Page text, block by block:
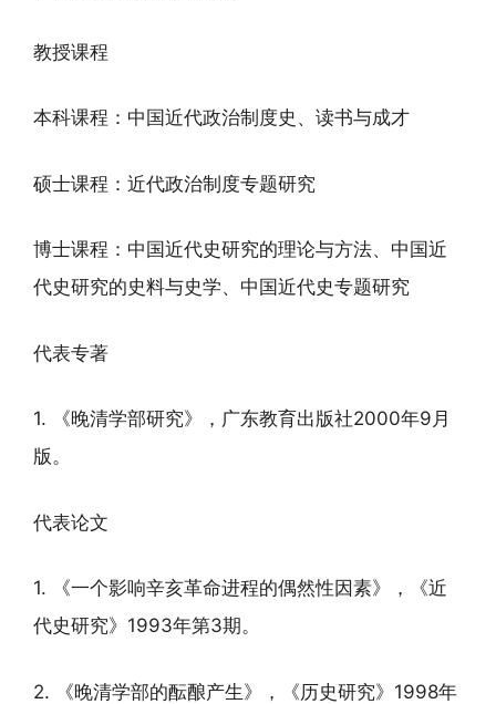
教授课程
本科课程：中国近代政治制度史、读书与成才
硕士课程：近代政治制度专题研究
博士课程：中国近代史研究的理论与方法、中国近
代史研究的史料与史学、中国近代史专题研究
代表专著
1. 《晚清学部研究》，广东教育出版社2000年9月
版。
代表论文
1. 《一个影响辛亥革命进程的偶然性因素》，《近
代史研究》1993年第3期。
2. 《晚清学部的酝酿产生》，《历史研究》1998年